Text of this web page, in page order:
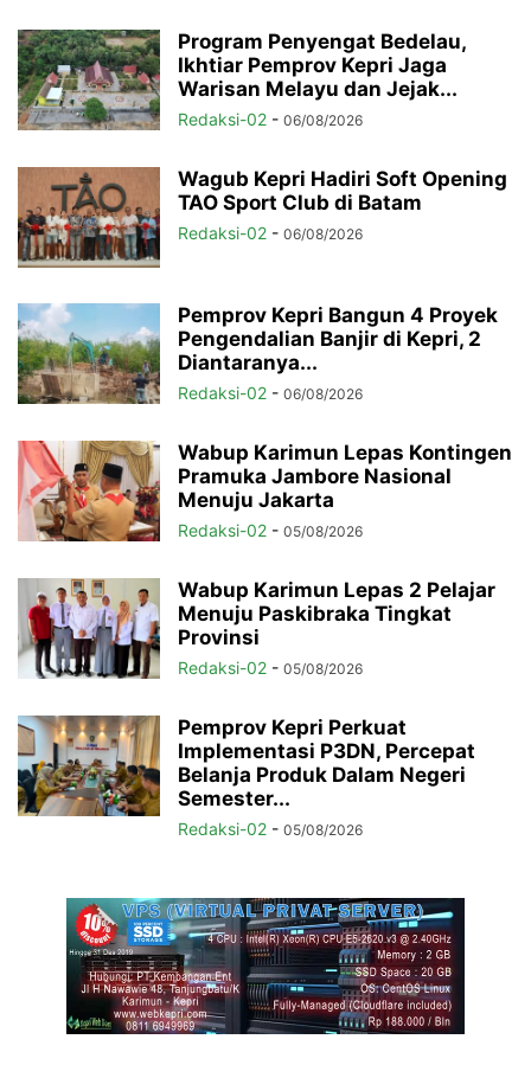
Program Penyengat Bedelau,
Ikhtiar Pemprov Kepri Jaga
Warisan Melayu dan Jejak...
Redaksi-02 - 06/08/2026
Wagub Kepri Hadiri Soft Opening
TAO Sport Club di Batam
Redaksi-02 - 06/08/2026
Pemprov Kepri Bangun 4 Proyek
Pengendalian Banjir di Kepri, 2
Diantaranya...
Redaksi-02 - 06/08/2026
Wabup Karimun Lepas Kontingen
Pramuka Jambore Nasional
Menuju Jakarta
Redaksi-02 - 05/08/2026
Wabup Karimun Lepas 2 Pelajar
Menuju Paskibraka Tingkat
Provinsi
Redaksi-02 - 05/08/2026
Pemprov Kepri Perkuat
Implementasi P3DN, Percepat
Belanja Produk Dalam Negeri
Semester...
Redaksi-02 - 05/08/2026